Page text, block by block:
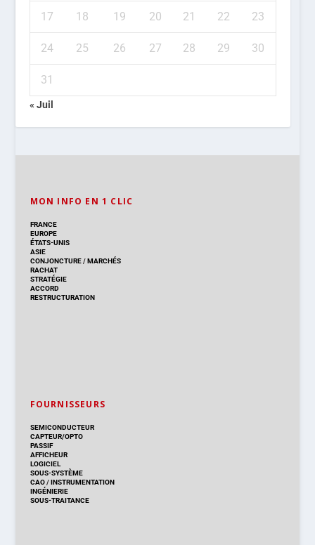
17 18 19 20 21 22 23
24 25 26 27 28 29 30
31
« Juil
MON INFO EN 1 CLIC
FRANCE
EUROPE
ÉTATS-UNIS
ASIE
CONJONCTURE/ MARCHÉS
RACHAT
STRATÉGIE
ACCORD
RESTRUCTURATION
FOURNISSEURS
SEMICONDUCTEUR
CAPTEUR/OPTO
PASSIF
AFFICHEUR
LOGICIEL
SOUS-SYSTÈME
CAO/INSTRUMENTATION
INGÉNIERIE
SOUS-TRAITANCE